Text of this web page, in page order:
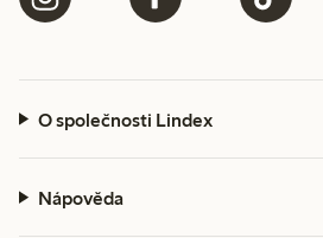
O společnosti Lindex
Nápověda